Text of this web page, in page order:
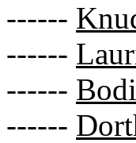
------
------
------
------